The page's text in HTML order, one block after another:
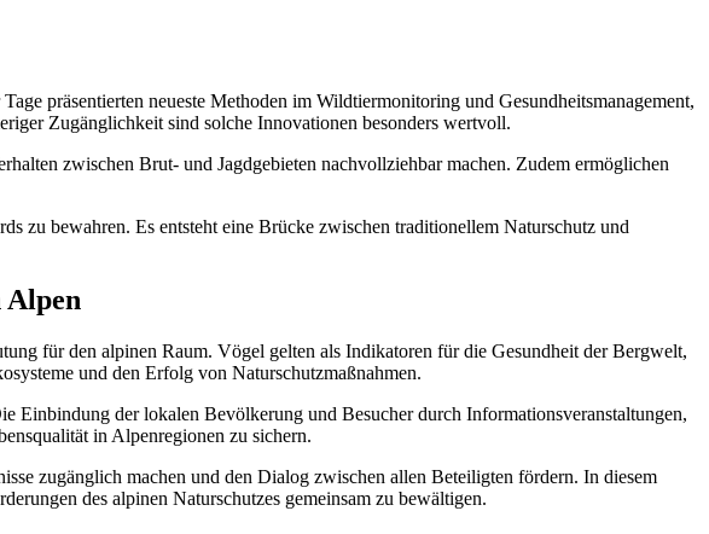
präsentierten neueste Methoden im Wildtiermonitoring und Gesundheitsmanagement,
Zugänglichkeit sind solche Innovationen besonders wertvoll.
zwischen Brut- und Jagdgebieten nachvollziehbar machen. Zudem ermöglichen
zu bewahren. Es entsteht eine Brücke zwischen traditionellem Naturschutz und
Alpen
für den alpinen Raum. Vögel gelten als Indikatoren für die Gesundheit der Bergwelt,
und den Erfolg von Naturschutzmaßnahmen.
Einbindung der lokalen Bevölkerung und Besucher durch Informationsveranstaltungen,
in Alpenregionen zu sichern.
zugänglich machen und den Dialog zwischen allen Beteiligten fördern. In diesem
des alpinen Naturschutzes gemeinsam zu bewältigen.